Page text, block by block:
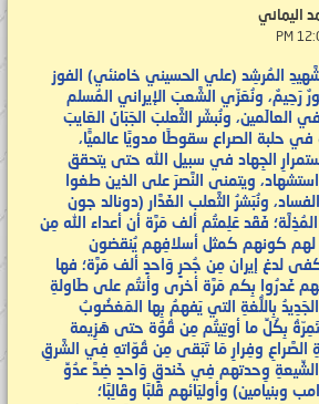
اليماني
المُرشِد (علي الحسيني خامنئي) الفوز
رَحِيمٌ، ونُعَزّي الشَّعبَ الإيراني المُسلم
العالَمين، ونُبشّر الثَّعلبَ الجَبَانَ العَايبَ
حلبة الصراع سقوطًا مدويًا عالميًّا،
الجِهاد في سبيل الله حتى يتحقق
ويتمنى النَّصرَ على الذين طغوا
ونُبَشرُ الثَّعلب الغَدَّار (دونالد جون
المُذِلَّة؛ فَقَد عَلِمتُم ألف مَرَّة أن أعداء الله مِن
لهم كونهم كمثل أسلافِهم يُنقضون
لدغ إيران مِن جُحرٍ وَاحدٍ ألف مَرَّة؛ فها
غَدرُوا بِكم مَرَّة أخرى وأنتُم على طَاولةِ
الجَدِيدُ بِاللُّغةِ التي يَفهمُ بِها المَغضُوبُ
بِكُلِّ ما أوتِيتُم مِن قُوَُة حتى هَزِيمة
الصَّراعِ وفِرارِ مَا تَبَقى مِن قُوّاتهِ فِي الشَّرقِ
والشِّيعةِ وِحدتهم فِي خَندقٍ وَاحدٍ ضِدَّ عدُوِّ
وبنيامين) وأوليَائهم قَلبًا وقَالِبًا؛